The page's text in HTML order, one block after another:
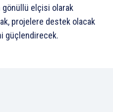
gönüllü elçisi olarak
projelere destek olacak
güçlendirecek.